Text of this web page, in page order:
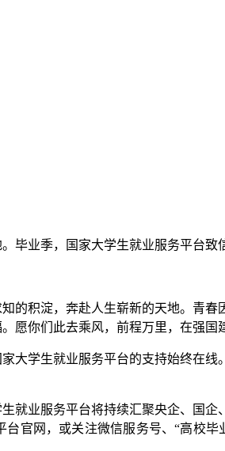
毕业季，国家大学生就业服务平台
积淀，奔赴人生崭新的天地。青春
愿你们此去乘风，前程万里，在强国
学生就业服务平台的支持始终在线
就业服务平台将持续汇聚央企、国
官网，或关注微信服务号、“高校